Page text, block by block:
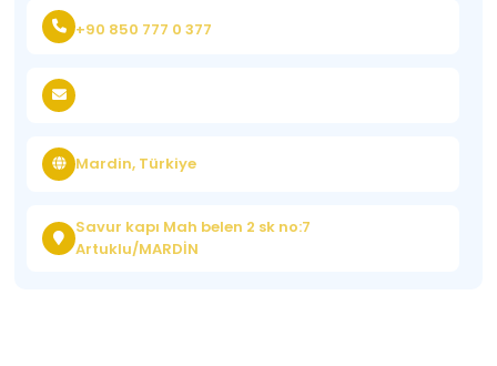
+90 850 777 0 377
Mardin, Türkiye
Savur kapı Mah belen 2 sk no:7
Artuklu/MARDİN